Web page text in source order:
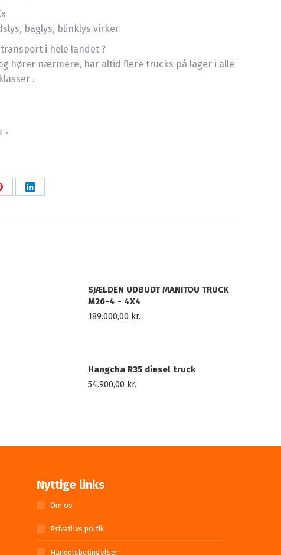
baglys, blinklys virker
i hele landet ?
og hører nærmere, har altid flere trucks på lager i alle
.
Share
SJÆLDEN UDBUDT MANITOU TRUCK
M26-4 - 4X4
189.000,00 kr.
Hangcha R35 diesel truck
54.900,00 kr.
Nyttige links
Om os
Privatlivs poltik
Handelsbetingelser